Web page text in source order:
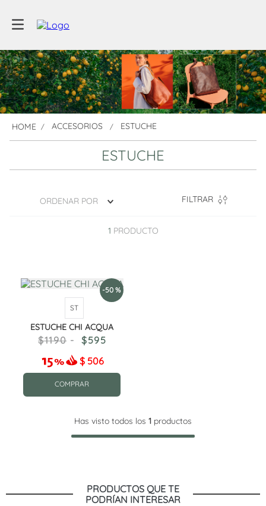
ACCESORIOS ESTUCHE
ESTUCHE
ORDENAR POR FILTRAR
1 PRODUCTO
-50 %
ST
ESTUCHE CHI ACQUA
1190
595
$ 506
COMPRAR
Has visto todos los 1 productos
PRODUCTOS QUE TE
PODRÍAN INTERESAR